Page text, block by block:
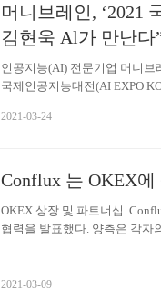
머니브레인, ‘2021
김현욱 Al가 만난다
인공지능(AI) 전문기업 머니브
국제인공지능대전(AI EXPO
루션, 비즈니스 모델, 국내외
하는 스타트업이다. 머니브레
2021-03-24
Conflux 는 OKEX
OKEX 상장 및 파트너십
협력을 발표했다. 양측은 각자
을 구축할 것이라고 밝혔다.
2021-03-09